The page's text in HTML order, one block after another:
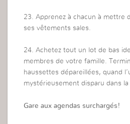
23. Apprenez à chacun à mettre
ses vêtements sales.
24. Achetez tout un lot de bas
membres de votre famille.
haussettes dépareillées, quand
mystérieusement disparu dans
Gare aux agendas surchargés!